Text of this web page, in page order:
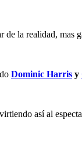
de la realidad, mas
Dominic Harris y
así al